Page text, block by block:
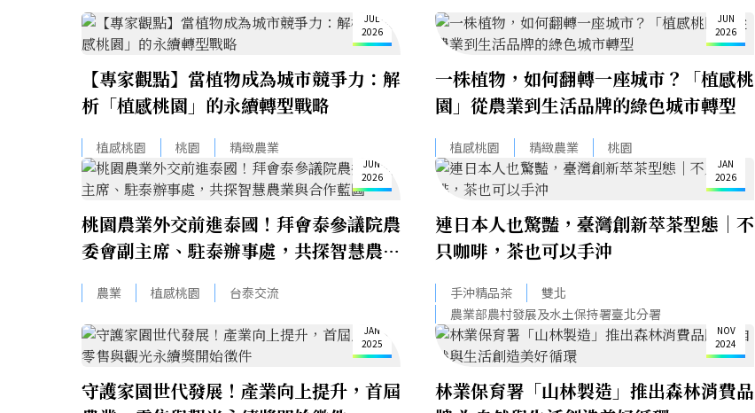
JUL
2026
【專家觀點】當植物成為城市競爭力：解
析「植感桃園」的永續轉型戰略
植感桃園 桃園 精緻農業
JUN
2026
一株植物，如何翻轉一座城市？「植感桃
園」從農業到生活品牌的綠色城市轉型
植感桃園 精緻農業 桃園
JUN
2026
桃園農業外交前進泰國！拜會泰參議院農
委會副主席、駐泰辦事處，共探智慧農業
與合作藍圖
農業 植感桃園 台泰交流
JAN
2026
連日本人也驚豔，臺灣創新萃茶型態｜不
只咖啡，茶也可以手沖
手沖精品茶
雙北
農業部農村發展及水土保持署臺北分署
JAN
2025
守護家園世代發展！產業向上提升，首屆
NOV
2024
林業保育署「山林製造」推出森林消費品